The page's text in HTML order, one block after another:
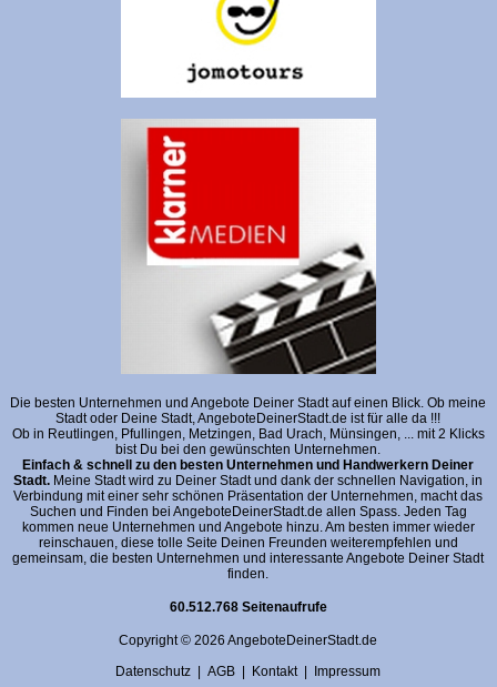
Die besten Unternehmen und Angebote Deiner Stadt auf einen Blick. Ob meine
Stadt oder Deine Stadt, AngeboteDeinerStadt.de ist für alle da !!!
Ob in Reutlingen, Pfullingen, Metzingen, Bad Urach, Münsingen, ... mit 2 Klicks
bist Du bei den gewünschten Unternehmen.
Einfach & schnell zu den besten Unternehmen und Handwerkern Deiner
Stadt. Meine Stadt wird zu Deiner Stadt und dank der schnellen Navigation, in
Verbindung mit einer sehr schönen Präsentation der Unternehmen, macht das
Suchen und Finden bei AngeboteDeinerStadt.de allen Spass. Jeden Tag
kommen neue Unternehmen und Angebote hinzu. Am besten immer wieder
reinschauen, diese tolle Seite Deinen Freunden weiterempfehlen und
gemeinsam, die besten Unternehmen und interessante Angebote Deiner Stadt
finden.
60.512.768 Seitenaufrufe
Copyright © 2026 AngeboteDeinerStadt.de
Datenschutz |AGB | Kontakt| Impressum